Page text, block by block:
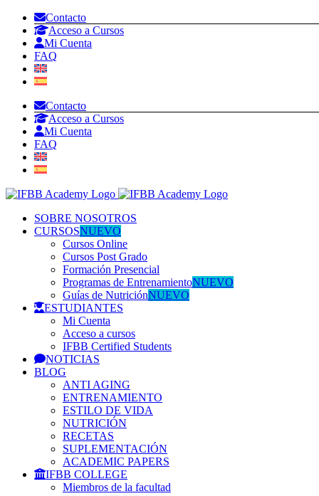
Saltar
contenido
Contacto
Acceso a Cursos
Mi Cuenta
FAQ
Contacto
Acceso a Cursos
Mi Cuenta
FAQ
SOBRE NOSOTROS
CURSOSNUEVO
Cursos Online
Cursos Post Grado
Formación Presencial
Programas de EntrenamientoNUEVO
Guías de NutriciónNUEVO
ESTUDIANTES
Mi Cuenta
Acceso a cursos
IFBB Certified Students
NOTICIAS
BLOG
ANTI AGING
ENTRENAMIENTO
ESTILO DE VIDA
NUTRICIÓN
RECETAS
SUPLEMENTACIÓN
ACADEMIC PAPERS
IFBB COLLEGE
Miembros de la facultad